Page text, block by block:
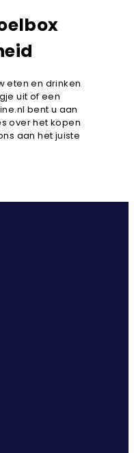
eten en drinken
uit of een
bent u aan
over het kopen
aan het juiste